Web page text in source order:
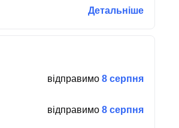
Детальніше
відправимо 8 серпня
відправимо 8 серпня